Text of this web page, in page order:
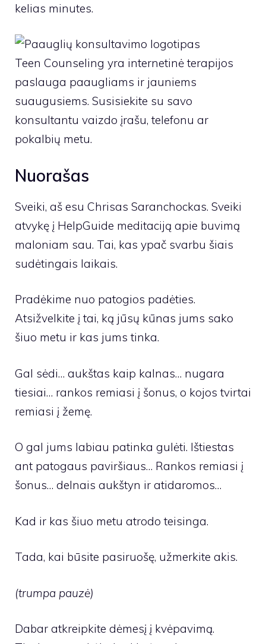
kelias minutes.
Teen Counseling yra internetinė terapijos
paslauga paaugliams ir jauniems
suaugusiems. Susisiekite su savo
konsultantu vaizdo įrašu, telefonu ar
pokalbių metu.
Nuorašas
Sveiki, aš esu Chrisas Saranchockas. Sveiki
atvykę į HelpGuide meditaciją apie buvimą
maloniam sau. Tai, kas ypač svarbu šiais
sudėtingais laikais.
Pradėkime nuo patogios padėties.
Atsižvelkite į tai, ką jūsų kūnas jums sako
šiuo metu ir kas jums tinka.
Gal sėdi… aukštas kaip kalnas… nugara
tiesiai… rankos remiasi į šonus, o kojos tvirtai
remiasi į žemę.
O gal jums labiau patinka gulėti. Ištiestas
ant patogaus paviršiaus… Rankos remiasi į
šonus… delnais aukštyn ir atidaromos…
Kad ir kas šiuo metu atrodo teisinga.
Tada, kai būsite pasiruošę, užmerkite akis.
(trumpa pauzė)
Dabar atkreipkite dėmesį į kvėpavimą.